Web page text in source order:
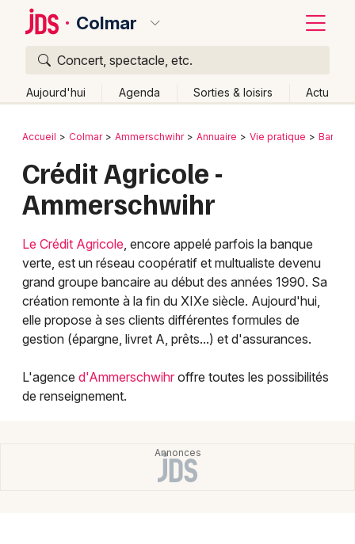
Colmar
Concert, spectacle, etc.
Aujourd'hui Agenda Sorties & loisirs Actu
Publier un événement
Grands événements
Activité & Expérience
Manifestations
Foires & salons
Spectacles
Bordeaux
Colmar
Lyon
Marseille
Mulhouse
Nantes
Retour
Accueil Colmar Ammerschwihr Annuaire Vie pratique
Crédit Agricole -
Ammerschwihr
Le Crédit Agricole, encore appelé parfois la banque
verte, est un réseau coopératif et multualiste devenu
grand groupe bancaire au début des années 1990. Sa
création remonte à la fin du XIXe siècle. Aujourd'hui,
elle propose à ses clients différentes formules de
gestion (épargne, livret A, prêts...) et d'assurances.
L'agence d'Ammerschwihr offre toutes les possibilités
de renseignement.
Quoi ?
Où ?
Près de moi
Changer de lieu
Quand ?
Aujourd'hui
Demain Ce week-end Autre